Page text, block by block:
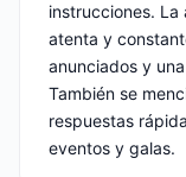
instrucciones.
atenta y
anunciados y
También se
respuestas
eventos y galas.